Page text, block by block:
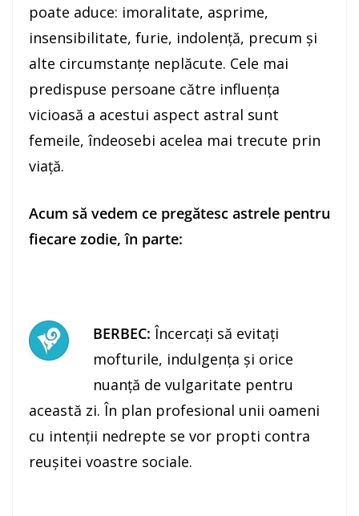
poate aduce: imoralitate, asprime,
insensibilitate, furie, indolenţă, precum şi
alte circumstanţe neplăcute. Cele mai
predispuse persoane către influenţa
vicioasă a acestui aspect astral sunt
femeile, îndeosebi acelea mai trecute prin
viaţă.
Acum să vedem ce pregătesc astrele pentru
fiecare zodie, în parte:
BERBEC: Încercaţi să evitaţi
mofturile, indulgenţa şi orice
nuanţă de vulgaritate pentru
această zi. În plan profesional unii oameni
cu intenţii nedrepte se vor propti contra
reuşitei voastre sociale.